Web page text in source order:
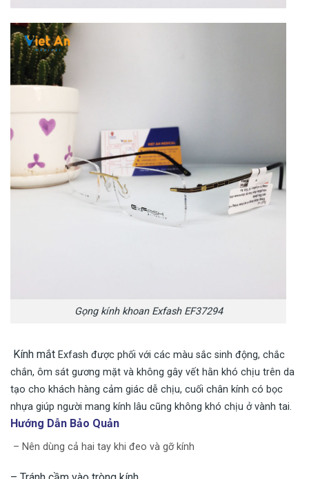
Gọng kính khoan Exfash EF37294
Kính mắt Exfash được phối với các màu sắc sinh động, chắc
chắn, ôm sát gương mặt và không gây vết hằn khó chịu trên da
tạo cho khách hàng cảm giác dễ chịu, cuối chân kính có bọc
nhựa giúp người mang kính lâu cũng không khó chịu ở vành tai.
Hướng Dẫn Bảo Quản
– Nên dùng cả hai tay khi đeo và gỡ kính